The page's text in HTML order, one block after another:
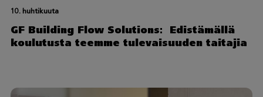
10. huhtikuuta
GF Building Flow Solutions: Edistämällä
koulutusta teemme tulevaisuuden taitajia